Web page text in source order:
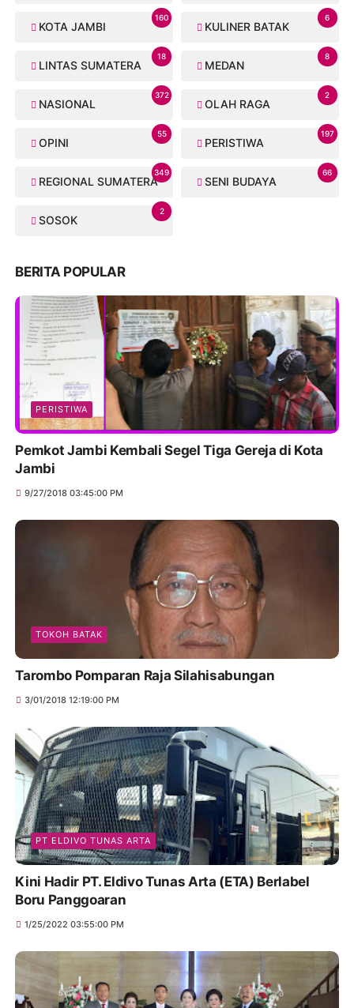
KOTA JAMBI
160
KULINER BATAK
6
LINTAS SUMATERA
18
MEDAN
8
NASIONAL
372
OLAH RAGA
2
OPINI
55
PERISTIWA
197
REGIONAL SUMATERA
349
SENI BUDAYA
66
SOSOK
2
BERITA POPULAR
PERISTIWA
Pemkot Jambi Kembali Segel Tiga Gereja di Kota
Jambi
9/27/2018 03:45:00 PM
TOKOH BATAK
Tarombo Pomparan Raja Silahisabungan
3/01/2018 12:19:00 PM
PT ELDIVO TUNAS ARTA
Kini Hadir PT. Eldivo Tunas Arta (ETA) Berlabel
Boru Panggoaran
1/25/2022 03:55:00 PM